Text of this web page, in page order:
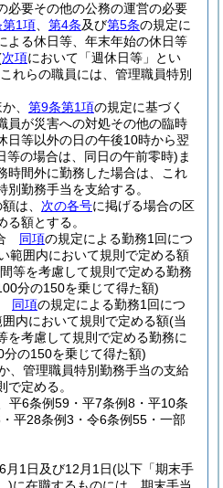
必要その他の公務の運営の必要
第1項 第4条及び第5条の規定に
よる休日等、年末年始の休日等
次項において「週休日等」とい
れらの職員には、管理職員特別
、 第9条第1項の規定に基づく
員が災害への対処その他の臨時
日等以外の日の午後10時から翌
等の場合は、同日の午前零時) ま
時間外に勤務した場合は、これ
勤務手当を支給する。
は、 次の各号に掲げる場合の区
る額とする。
同項の規定による勤務1回につ
範囲内において規則で定める額
等を考慮して規則で定める勤務
分の150を乗じて得た額)
同項の規定による勤務1回につ
内において規則で定める額(当
を考慮して規則で定める勤務に
の150を乗じて得た額)
、管理職員特別勤務手当の支給
定める。
平6条例59・平7条例8・平10条
平28条例3・令6条例55・一部
月1日及び12月1日(以下「期末手